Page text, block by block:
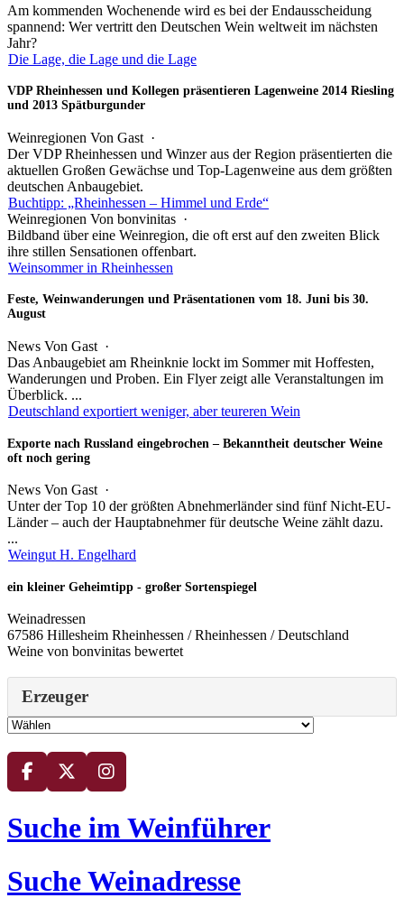
Am kommenden Wochenende wird es bei der Endausscheidung
spannend: Wer vertritt den Deutschen Wein weltweit im nächsten
Jahr?
Die Lage, die Lage und die Lage
VDP Rheinhessen und Kollegen präsentieren Lagenweine 2014 Riesling
und 2013 Spätburgunder
Weinregionen Von Gast ·
Der VDP Rheinhessen und Winzer aus der Region präsentierten die
aktuellen Großen Gewächse und Top-Lagenweine aus dem größten
deutschen Anbaugebiet.
Buchtipp: „Rheinhessen – Himmel und Erde“
Weinregionen Von bonvinitas ·
Bildband über eine Weinregion, die oft erst auf den zweiten Blick
ihre stillen Sensationen offenbart.
Weinsommer in Rheinhessen
Feste, Weinwanderungen und Präsentationen vom 18. Juni bis 30.
August
News Von Gast ·
Das Anbaugebiet am Rheinknie lockt im Sommer mit Hoffesten,
Wanderungen und Proben. Ein Flyer zeigt alle Veranstaltungen im
Überblick. ...
Deutschland exportiert weniger, aber teureren Wein
Exporte nach Russland eingebrochen – Bekanntheit deutscher Weine
oft noch gering
News Von Gast ·
Unter der Top 10 der größten Abnehmerländer sind fünf Nicht-EU-
Länder – auch der Hauptabnehmer für deutsche Weine zählt dazu.
...
Weingut H. Engelhard
ein kleiner Geheimtipp - großer Sortenspiegel
Weinadressen
67586 Hillesheim Rheinhessen / Rheinhessen / Deutschland
Weine von bonvinitas bewertet
Erzeuger
Suche im Weinführer
Suche Weinadresse